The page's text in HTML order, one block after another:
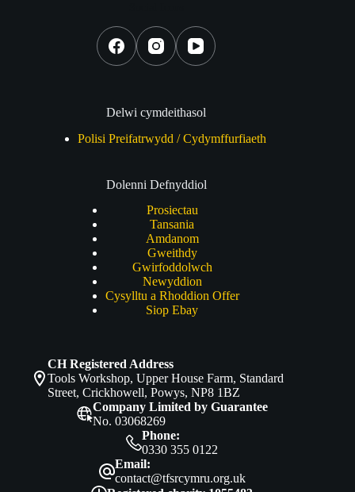
Delwi cymdeithasol
Polisi Preifatrwydd / Cydymffurfiaeth
Dolenni Defnyddiol
Prosiectau
Tansania
Amdanom
Gweithdy
Gwirfoddolwch
Newyddion
Cysylltu a Rhoddion Offer
Siop Ebay
CH Registered Address
Tools Workshop, Upper House Farm, Standard
Street, Crickhowell, Powys, NP8 1BZ
Company Limited by Guarantee
No. 03068269
Phone:
0330 355 0122
Email:
contact@tfsrcymru.org.uk